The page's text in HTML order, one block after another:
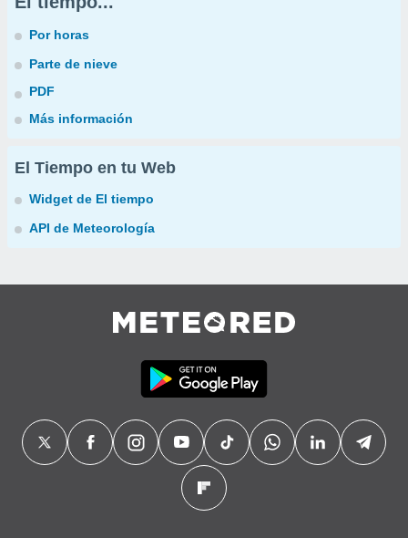
Por horas
Parte de nieve
PDF
Más información
El Tiempo en tu Web
Widget de El tiempo
API de Meteorología